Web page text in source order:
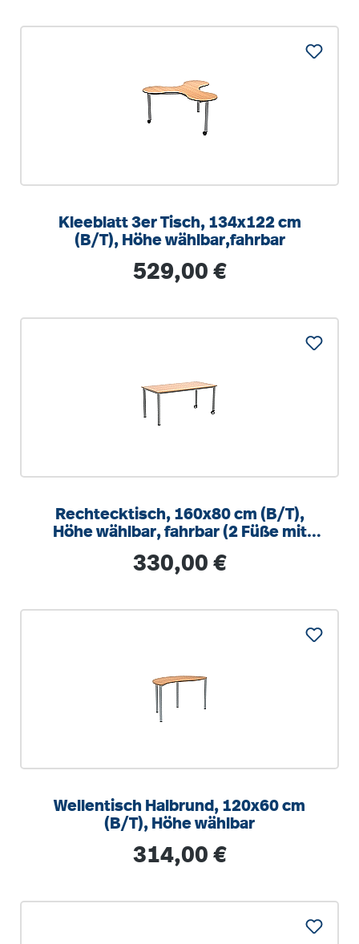
Kleeblatt 3er Tisch, 134x122 cm
(B/T), Höhe wählbar,fahrbar
Regulärer Preis:
529,00 €
Rechtecktisch, 160x80 cm (B/T),
Höhe wählbar, fahrbar (2 Füße mit
Regulärer Preis:
330,00 €
Wellentisch Halbrund, 120x60 cm
(B/T), Höhe wählbar
Regulärer Preis:
314,00 €